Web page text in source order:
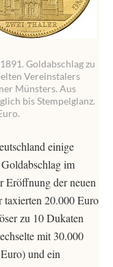
Goldabschlag zu
Vereinstalers
Münsters. Aus
bis Stempelglanz.
einige
im
Eröffnung der neuen
taxierten 20.000 Euro
zu 10 Dukaten
mit 30.000
und ein